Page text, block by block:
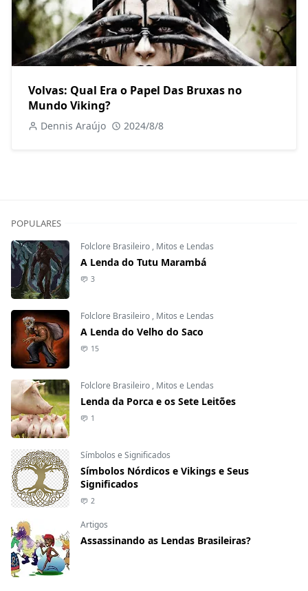
Volvas: Qual Era o Papel Das Bruxas no
Mundo Viking?
Dennis Araújo 2024/8/8
POPULARES
Folclore Brasileiro , Mitos e Lendas
A Lenda do Tutu Marambá
3
Folclore Brasileiro , Mitos e Lendas
A Lenda do Velho do Saco
15
Folclore Brasileiro , Mitos e Lendas
Lenda da Porca e os Sete Leitões
1
Símbolos e Significados
Símbolos Nórdicos e Vikings e Seus
Significados
2
Artigos
Assassinando as Lendas Brasileiras?